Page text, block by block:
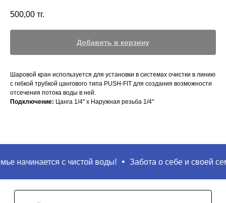
500,00 тг.
Добавить в корзину
Шаровой кран используется для установки в системах очистки в линию
с гибкой трубкой цангового типа PUSH-FIT для создания возможности
отсечения потока воды в ней.
Подключение: Цанга 1/4" х Наружная резьба 1/4"
начинается с чистой воды! Забота о себе и своей